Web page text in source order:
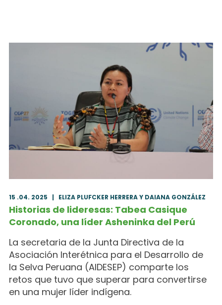
15 .04. 2025 | ELIZA PLUFCKER HERRERA Y DAIANA GONZÁLEZ
Historias de lideresas: Tabea Casique
Coronado, una líder Asheninka del Perú
La secretaria de la Junta Directiva de la
Asociación Interétnica para el Desarrollo de
la Selva Peruana (AIDESEP) comparte los
retos que tuvo que superar para convertirse
en una mujer líder indígena.